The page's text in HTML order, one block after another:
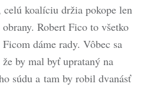
celú koalíciu držia pokope len
Robert Fico to všetko
dáme rady. Vôbec sa
by mal byť uprataný na
súdu a tam by robil dvanásť